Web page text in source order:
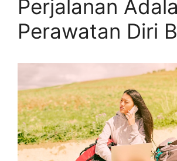
Perjalanan
Perawatan Diri